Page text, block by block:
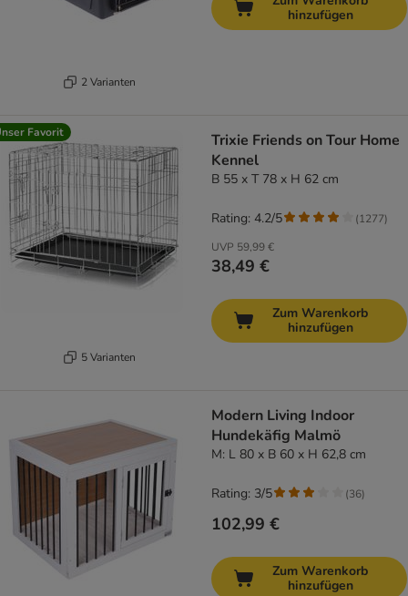
2 Varianten
hinzufügen
Favorit
5 Varianten
Trixie Friends on Tour Home
Kennel
B 55 x T 78 x H 62 cm
UVP 59,99 €
38,49 €
Rating: 4.2/5 (1277)
Zum Warenkorb
hinzufügen
Modern Living Indoor
Hundekäfig Malmö
M: L 80 x B 60 x H 62,8 cm
102,99 €
Rating: 3/5 (36)
Zum Warenkorb
hinzufügen